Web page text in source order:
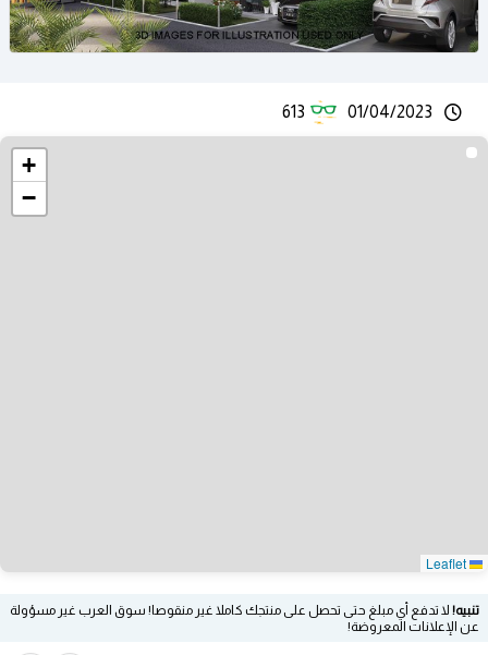
01/04/2023
613
+
−
تنبيه! لا تدفع أي مبلغ حتى تحصل على منتجك كاملا غير منقوصا! سوق العرب غير مسؤولة
عن الإعلانات المعروضة!